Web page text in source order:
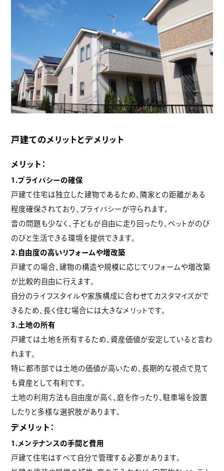
戸建てのメリットとデメリット
メリット：
1.プライバシーの確保
戸建て住宅は独立した建物であるため、隣家との距離がある
程度確保されており、プライバシーが守られます。
音の問題も少なく、子どもが自由に走り回ったり、ペットがのび
のびと生活できる環境を提供できます。
2.自由度の高いリフォームや増改築
戸建ての場合、建物の構造や規模に応じてリフォームや増改築
が比較的自由に行えます。
自分のライフスタイルや家族構成に合わせてカスタマイズがで
きるため、長く住む場合には大きなメリットです。
3.土地の所有
戸建ては土地を所有するため、資産価値が安定していると言わ
れます。
特に都市部では土地の価値が高いため、長期的な視点で見て
も資産として有利です。
土地の利用方法も自由度が高く、庭を作ったり、駐車場を設置
したりと多様な選択肢があります。
デメリット：
1.メンテナンスの手間と費用
戸建て住宅はすべて自分で管理する必要があります。